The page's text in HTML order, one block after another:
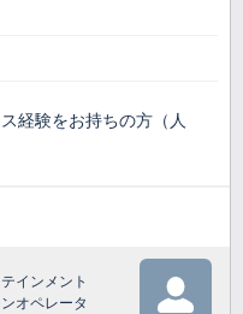
経験をお持ちの方（人
インメント
オペレータ